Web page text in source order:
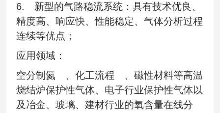
6. 新型的气路稳流系统：具有技术优良、
精度高、响应快、性能稳定、气体分析过程
连续等优点；
应用领域：
空分制氮 、化工流程 、磁性材料等高温
烧结炉保护性气体、电子行业保护性气体以
及冶金、玻璃、建材行业的氧含量在线分